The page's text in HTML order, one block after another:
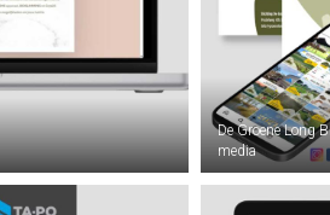
De Groene Long
media